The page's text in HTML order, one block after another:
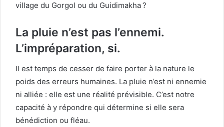
village du Gorgol ou du Guidimakha ?
La pluie n’est pas l’ennemi.
L’impréparation, si.
Il est temps de cesser de faire porter à la nature le
poids des erreurs humaines. La pluie n’est ni ennemie
ni alliée : elle est une réalité prévisible. C’est notre
capacité à y répondre qui détermine si elle sera
bénédiction ou fléau.